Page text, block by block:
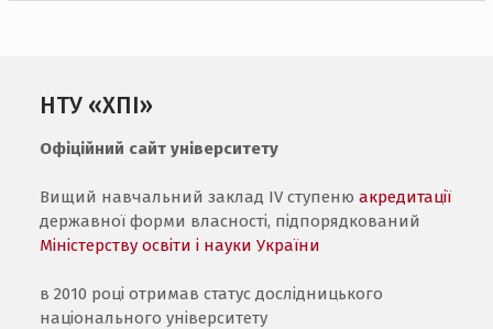
НТУ «ХПІ»
Офіційний сайт університету
Вищий навчальний заклад IV ступенюакредитації
державної форми власності, підпорядкований
Міністерству освіти і науки України
в 2010 році отримав статус дослідницького
національного університету